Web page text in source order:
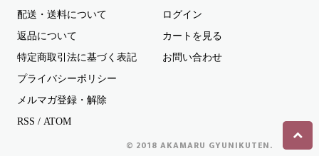
配送・送料について
返品について
特定商取引法に基づく表記
プライバシーポリシー
メルマガ登録・解除
RSS /ATOM
ログイン
カートを見る
お問い合わせ
© 2018 AKAMARU GYUNIKUTEN.